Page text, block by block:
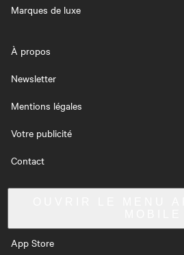
Marques de luxe
À propos
Newsletter
Mentions légales
Votre publicité
Contact
App Store